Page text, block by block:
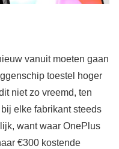
vanuit moeten gaan
toestel hoger
niet zo vreemd, ten
elke fabrikant steeds
want waar OnePlus
€300 kostende